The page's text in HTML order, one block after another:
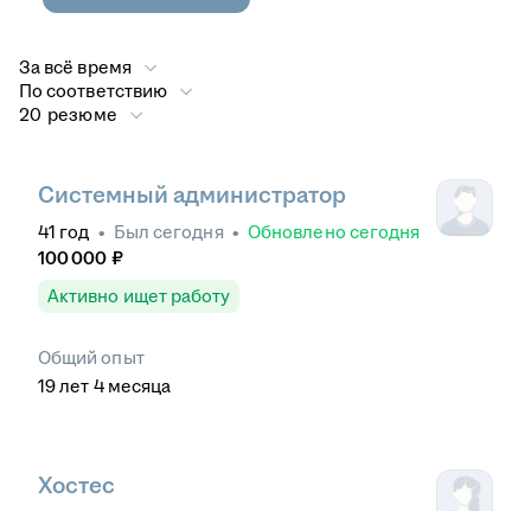
За всё время
По соответствию
20 резюме
Системный администратор
41 год • Был сегодня • Обновлено сегодня
100 000 ₽
Активно ищет работу
Общий опыт
19лет 4 месяца
Хостес